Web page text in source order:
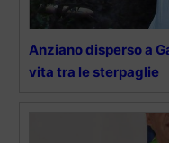
Anziano disperso a
vita tra le sterpaglie